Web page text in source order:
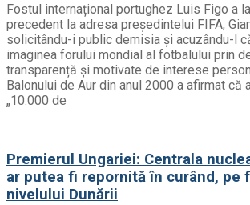
Fostul internațional portughez Luis Figo a
precedent la adresa președintelui FIFA,
solicitându-i public demisia și acuzându-l
imaginea forului mondial al fotbalului prin
transparență și motivate de interese
Balonului de Aur din anul 2000 a afirmat că
„10.000 de
Premierul Ungariei: Centrala
ar putea fi repornită în curând, pe
nivelului Dunării